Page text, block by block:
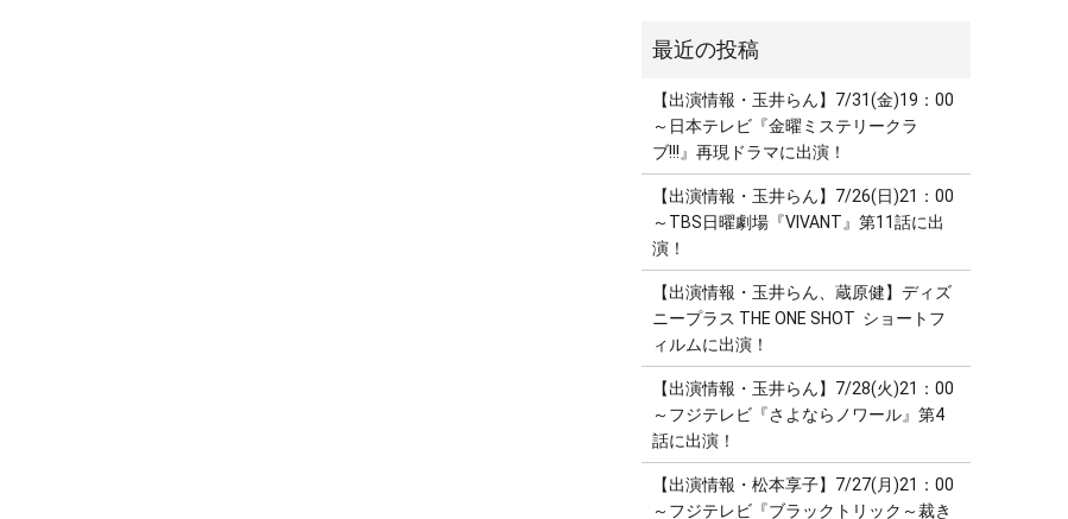
【出演情報・玉井らん】7/31(金)19：00
～日本テレビ『金曜ミステリークラ
ブ!!!』再現ドラマに出演！
【出演情報・玉井らん】7/26(日)21：00
～TBS日曜劇場『VIVANT』第11話に出
演！
【出演情報・玉井らん、蔵原健】ディズ
ニープラス THE ONE SHOT ショートフ
ィルムに出演！
【出演情報・玉井らん】7/28(火)21：00
～フジテレビ『さよならノワール』第4
話に出演！
【出演情報・松本享子】7/27(月)21：00
～フジテレビ『ブラックトリック～裁き